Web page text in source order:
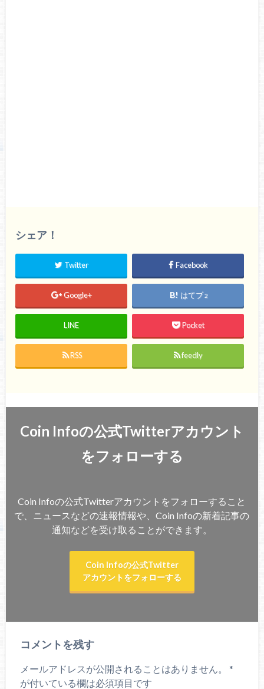
シェア！
Twitter Facebook
Google+ はてブ2
LINE Pocket
RSS feedly
Coin Infoの公式Twitterアカウント
をフォローする
Coin Infoの公式Twitterアカウントをフォローすること
で、ニュースなどの速報情報や、Coin Infoの新着記事の
通知などを受け取ることができます。
Coin Infoの公式Twitter
アカウントをフォローする
コメントを残す
メールアドレスが公開されることはありません。
*
が付いている欄は必須項目です